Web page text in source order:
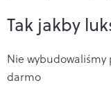
Tak jakby
Nie wybudowaliśmy
darmo